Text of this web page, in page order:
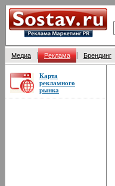
Медиа Реклама Брендинг
Карта
рекламного
рынка